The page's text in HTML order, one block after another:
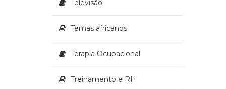
Televisão
Temas africanos
Terapia Ocupacional
Treinamento e RH